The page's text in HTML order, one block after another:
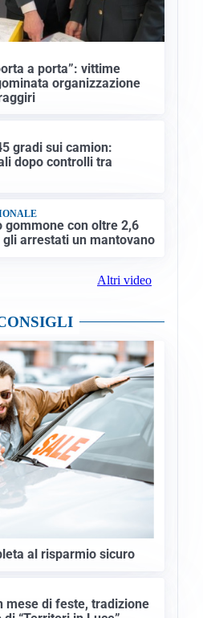
a porta”: vittime
organizzazione
gradi sui camion:
dopo controlli tra
gommone con oltre 2,6
arrestati un mantovano
Altri video
al risparmio sicuro
mese di feste, tradizione